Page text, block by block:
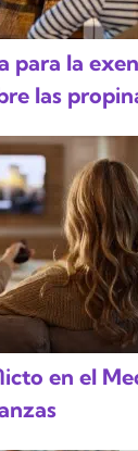
para la
las
en el